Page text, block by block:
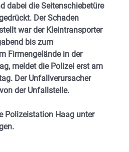
dabei die Seitenschiebetüre
Der Schaden
war der Kleintransporter
bis zum
Firmengelände in der
meldet die Polizei erst am
Der Unfallverursacher
der Unfallstelle.
Polizeistation Haag unter